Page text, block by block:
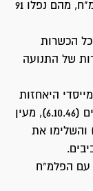
למעלה משש מאות מחניכי התנועה שרתו בפלמ"ח, מהם נפלו 91
הסכם ההכשרות התגייסו משנת 1945, כל הכשרות
עד קיץ 1948 התגייסו 8 הכשרות של התנועה
היאחזות
בית קשת (15.8.44), משמר הנגב (6.10.46), חצרים (6.10.46), מעין
ברוך (11.8.47), כברי (14.1.49), גשר הזיו (27.1.49) והשלימו את
עם הפלמ"ח